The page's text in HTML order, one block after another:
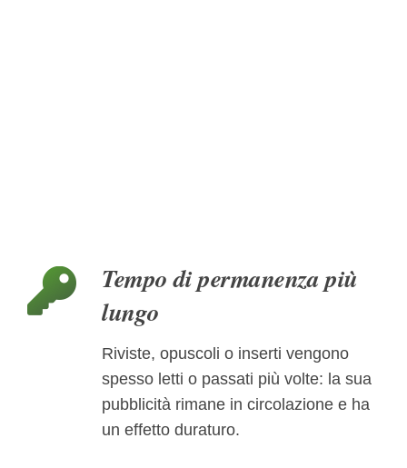
Tempo di permanenza più
lungo
Riviste, opuscoli o inserti vengono
spesso letti o passati più volte: la sua
pubblicità rimane in circolazione e ha
un effetto duraturo.